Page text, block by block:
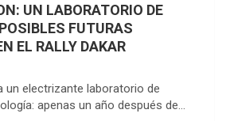
UN LABORATORIO DE
FUTURAS
EL RALLY DAKAR
un electrizante laboratorio de
apenas un año después de…